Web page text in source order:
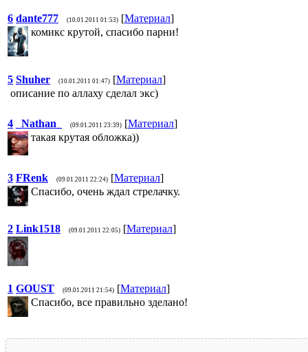
6 dante777 (10.01.2011 01:53) [Материал]
комикс крутой, спасибо парни!
5 Shuher (10.01.2011 01:47) [Материал]
описание по аллаху сделал экс)
4 _Nathan_ (09.01.2011 23:39) [Материал]
такая крутая обложка))
3 FRenk (09.01.2011 22:24) [Материал]
Спасибо, очень ждал стрелачку.
2 Link1518 (09.01.2011 22:05) [Материал]
1 GOUST (09.01.2011 21:54) [Материал]
Спасибо, все правильно зделано!